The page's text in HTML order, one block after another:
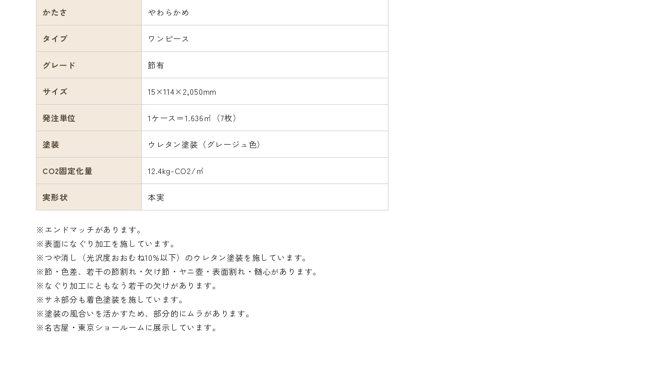
かたさ やわらかめ
タイプ ワンピース
グレード 節有
サイズ 15×114×2,050mm
発注単位 1ケース＝1.636㎡（7枚）
塗装 ウレタン塗装（グレージュ色）
CO2固定化量 12.4kg-CO2/㎡
実形状 本実
※エンドマッチがあります。
※表面になぐり加工を施しています。
※つや消し（光沢度おおむね10%以下）のウレタン塗装を施しています。
※節・色差、若干の節割れ・欠け節・ヤニ壺・表面割れ・髄心があります。
※なぐり加工にともなう若干の欠けがあります。
※サネ部分も着色塗装を施しています。
※塗装の風合いを活かすため、部分的にムラがあります。
※名古屋・東京ショールームに展示しています。